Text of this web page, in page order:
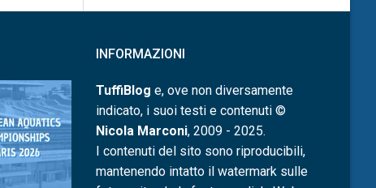
INFORMAZIONI
TuffiBlog e, ove non diversamente
indicato, i suoi testi e contenuti ©
Nicola Marconi, 2009 - 2025.
I contenuti del sito sono riproducibili,
mantenendo intatto il watermark sulle